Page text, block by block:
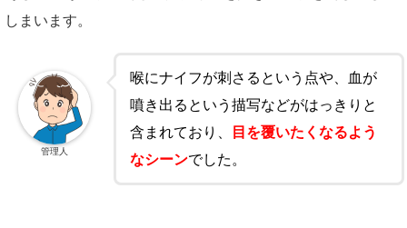
しまいます。
喉にナイフが刺さるという点や、血が
噴き出るという描写などがはっきりと
含まれており、
目を覆いたくなるよう
なシーンでした。
管理人